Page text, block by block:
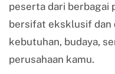
peserta dari berbagai
bersifat eksklusif dan
kebutuhan, budaya,
perusahaan kamu.